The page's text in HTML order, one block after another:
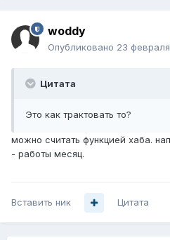
woddy
Опубликовано 23
Цитата
Это как трактовать то?
можно считать функцией хаба.
- работы месяц.
Вставить ник Цитата